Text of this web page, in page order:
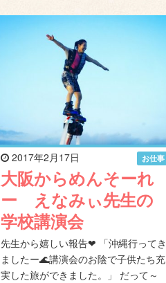
2017年2月17日 お仕事
大阪からめんそーれ
ー えなみぃ先生の
学校講演会
先生から嬉しい報告❤ 「沖縄行ってき
ましたー🌊講演会のお陰で子供たち充
実した旅ができました。」 だって～